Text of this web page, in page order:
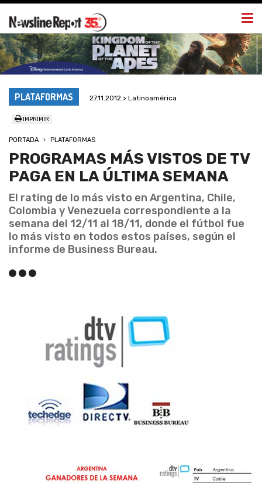
PLATAFORMAS 27.11.2012 > Latinoamérica
IMPRIMIR
PORTADA PLATAFORMAS
PROGRAMAS MÁS VISTOS DE TV
PAGA EN LA ÚLTIMA SEMANA
El rating de lo más visto en Argentina, Chile,
Colombia y Venezuela correspondiente a la
semana del 12/11 al 18/11, donde el fútbol fue
lo más visto en todos estos países, según el
informe de Business Bureau.